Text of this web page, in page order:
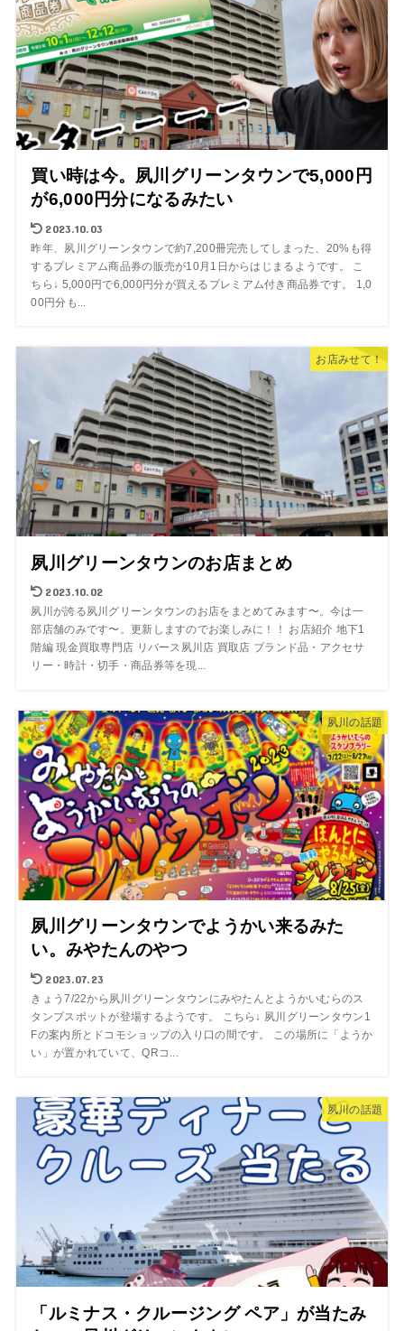
買い時は今。夙川グリーンタウンで5,000円
が6,000円分になるみたい
2023.10.03
昨年、夙川グリーンタウンで約7,200冊完売してしまった、20%も得
するプレミアム商品券の販売が10月1日からはじまるようです。 こ
ちら↓ 5,000円で6,000円分が買えるプレミアム付き商品券です。 1,0
00円分も...
お店みせて！
夙川グリーンタウンのお店まとめ
2023.10.02
夙川が誇る夙川グリーンタウンのお店をまとめてみます〜。今は一
部店舗のみです〜。更新しますのでお楽しみに！！ お店紹介 地下1
階編 現金買取専門店 リバース夙川店 買取店 ブランド品・アクセサ
リー・時計・切手・商品券等を現...
夙川の話題
夙川グリーンタウンでようかい来るみた
い。みやたんのやつ
2023.07.23
きょう7/22から夙川グリーンタウンにみやたんとようかいむらのス
タンプスポットが登場するようです。 こちら↓ 夙川グリーンタウン1
Fの案内所とドコモショップの入り口の間です。 この場所に「ようか
い」が置かれていて、QRコ...
夙川の話題
「ルミナス・クルージング ペア」が当たみ